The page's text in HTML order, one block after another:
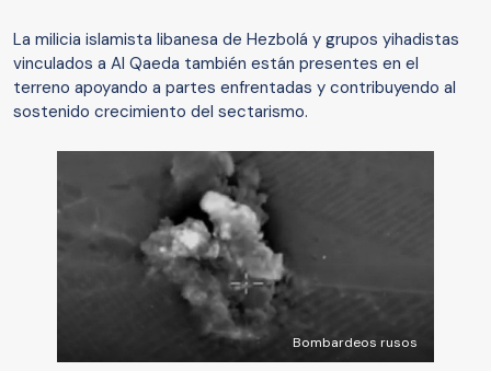
La milicia islamista libanesa de Hezbolá y grupos yihadistas
vinculados a Al Qaeda también están presentes en el
terreno apoyando a partes enfrentadas y contribuyendo al
sostenido crecimiento del sectarismo.
Bombardeos rusos